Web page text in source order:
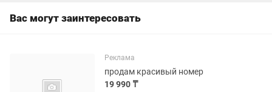
Вас могут заинтересовать
Реклама
продам красивый номер
19 990 ₸